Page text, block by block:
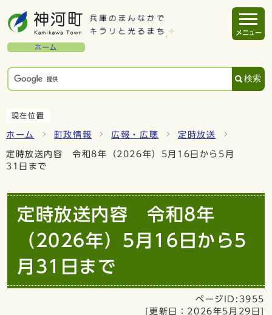
ホーム
検索
メニュー
現在位置
ホーム 町政情報 広報・広聴 定時放送
定時放送内容 令和8年（2026年）5月16日から5月
31日まで
定時放送内容 令和8年
（2026年）5月16日から5
月31日まで
ページID:3955
[更新日： 2026年5月29日]